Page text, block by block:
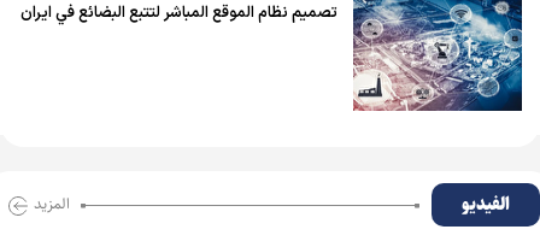
تصميم نظام الموقع المباشر لتتبع البضائع في ايران
الفیدیو المزید